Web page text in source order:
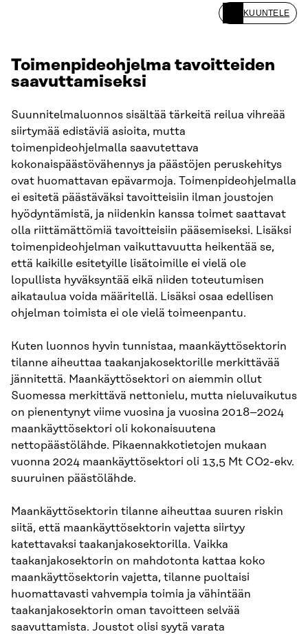
KUUNTELE
Toimenpideohjelma tavoitteiden
saavuttamiseksi
Suunnitelmaluonnos sisältää tärkeitä reilua vihreää
siirtymää edistäviä asioita, mutta
toimenpideohjelmalla saavutettava
kokonaispäästövähennys ja päästöjen peruskehitys
ovat huomattavan epävarmoja. Toimenpideohjelmalla
ei esitetä päästäväksi tavoitteisiin ilman joustojen
hyödyntämistä, ja niidenkin kanssa toimet saattavat
olla riittämättömiä tavoitteisiin pääsemiseksi. Lisäksi
toimenpideohjelman vaikuttavuutta heikentää se,
että kaikille esitetyille lisätoimille ei vielä ole
lopullista hyväksyntää eikä niiden toteutumisen
aikataulua voida määritellä. Lisäksi osaa edellisen
ohjelman toimista ei ole vielä toimeenpantu.
Kuten luonnos hyvin tunnistaa, maankäyttösektorin
tilanne aiheuttaa taakanjakosektorille merkittävää
jännitettä. Maankäyttösektori on aiemmin ollut
Suomessa merkittävä nettonielu, mutta nieluvaikutus
on pienentynyt viime vuosina ja vuosina 2018–2024
maankäyttösektori oli kokonaisuutena
nettopäästölähde. Pikaennakkotietojen mukaan
vuonna 2024 maankäyttösektori oli 13,5 Mt CO2-ekv.
suuruinen päästölähde.
Maankäyttösektorin tilanne aiheuttaa suuren riskin
siitä, että maankäyttösektorin vajetta siirtyy
katettavaksi taakanjakosektorilla. Vaikka
taakanjakosektorin on mahdotonta kattaa koko
maankäyttösektorin vajetta, tilanne puoltaisi
huomattavasti vahvempia toimia ja vähintään
taakanjakosektorin oman tavoitteen selvää
saavuttamista. Joustot olisi syytä varata